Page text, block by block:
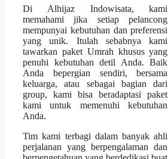
Di Alhijaz Indowisata, kami
memahami jika setiap pelancong
mempunyai kebutuhan dan preferensi
yang unik. Itulah sebabnya kami
tawarkan paket Umrah khusus yang
penuhi kebutuhan detil Anda. Baik
Anda bepergian sendiri, bersama
keluarga, atau sebagai bagian dari
group, kami bisa beradaptasi paket
kami untuk memenuhi kebutuhan
Anda.
Tim kami terbagi dalam banyak ahli
perjalanan yang berpengalaman dan